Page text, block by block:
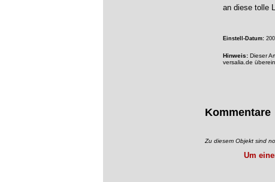
an diese tolle
Einstell-Datum:
Hinweis: Dieser
versalia.de
Kommentare
Zu diesem Objekt sind
Um